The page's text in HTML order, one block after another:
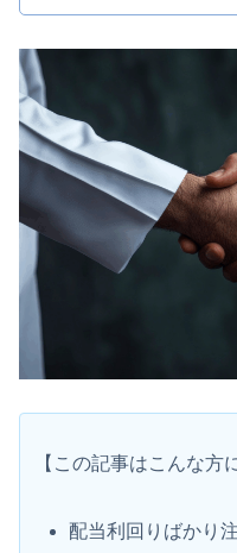
【この記事はこんな方
配当利回りばかり